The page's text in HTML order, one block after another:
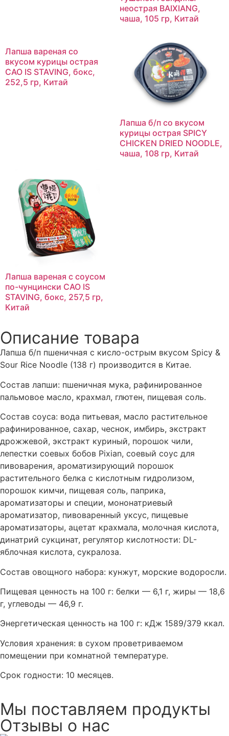
неострая BAIXIANG,
чаша, 105 гр, Китай
Лапша вареная со
вкусом курицы острая
CAO IS STAVING, бокс,
252,5 гр, Китай
Лапша б/п со вкусом
курицы острая SPICY
CHICKEN DRIED NOODLE,
чаша, 108 гр, Китай
Лапша вареная с соусом
по-чунцински CAO IS
STAVING, бокс, 257,5 гр,
Китай
Описание товара
Лапша б/п пшеничная с кисло-острым вкусом Spicy &
Sour Rice Noodle (138 г) производится в Китае.
Состав лапши: пшеничная мука, рафинированное
пальмовое масло, крахмал, глютен, пищевая соль.
Состав соуса: вода питьевая, масло растительное
рафинированное, сахар, чеснок, имбирь, экстракт
дрожжевой, экстракт куриный, порошок чили,
лепестки соевых бобов Pixian, соевый соус для
пивоварения, ароматизирующий порошок
растительного белка с кислотным гидролизом,
порошок кимчи, пищевая соль, паприка,
ароматизаторы и специи, мононатриевый
ароматизатор, пивоваренный уксус, пищевые
ароматизаторы, ацетат крахмала, молочная кислота,
динатрий сукцинат, регулятор кислотности: DL-
яблочная кислота, сукралоза.
Состав овощного набора: кунжут, морские водоросли.
Пищевая ценность на 100 г: белки — 6,1 г, жиры — 18,6
г, углеводы — 46,9 г.
Энергетическая ценность на 100 г: кДж 1589/379 ккал.
Условия хранения: в сухом проветриваемом
помещении при комнатной температуре.
Срок годности: 10 месяцев.
Мы поставляем продукты
Отзывы о нас